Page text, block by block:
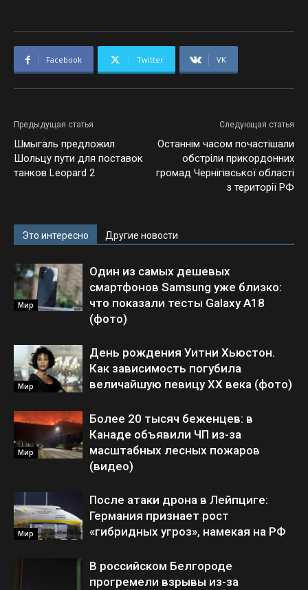
Facebook Twitter VK
Предыдущая статья
Шмыгаль предложил
Шольцу пути для поставок
танков Leopard 2
Следующая статья
Останнім часом почастішали
обстріли прикордонних
громад Чернігівської області
з території РФ
Это интересно Другие новости
Мир
Один из самых дешевых
смартфонов Samsung уже близко:
что показали тесты Galaxy A18
(фото)
Мир
День рождения Уитни Хьюстон.
Как зависимость погубила
величайшую певицу XX века (фото)
Мир
Более 20 тысяч беженцев: в
Канаде объявили ЧП из-за
масштабных лесных пожаров
(видео)
Мир
После атаки дрона в Лейпциге:
Германия признает рост
«гибридных угроз», намекая на РФ
В российском Белгороде
прогремели взрывы из-за